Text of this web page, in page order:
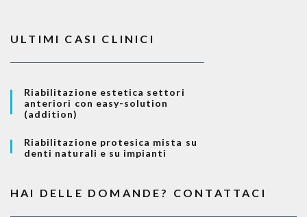
ULTIMI CASI CLINICI
Riabilitazione estetica settori
anteriori con easy-solution
(addition)
Riabilitazione protesica mista su
denti naturali e su impianti
HAI DELLE DOMANDE? CONTATTACI